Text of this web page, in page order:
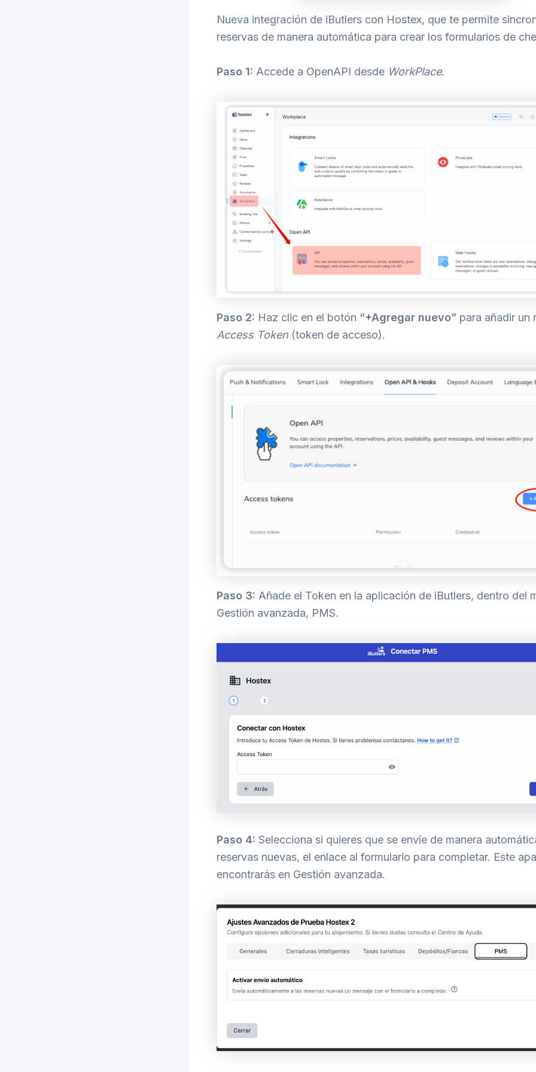
Nueva integración de iButlers con Hostex, que te permite
reservas de manera automática para crear los formularios de
Paso 1: Accede a OpenAPI desde WorkPlace.
Paso 2: Haz clic en el botón “+Agregar nuevo” para añadir un
Access Token (token de acceso).
Paso 3: Añade el Token en la aplicación de iButlers, dentro del
Gestión avanzada, PMS.
Paso 4: Selecciona si quieres que se envíe de manera
reservas nuevas, el enlace al formulario para completar. Este
encontrarás en Gestión avanzada.